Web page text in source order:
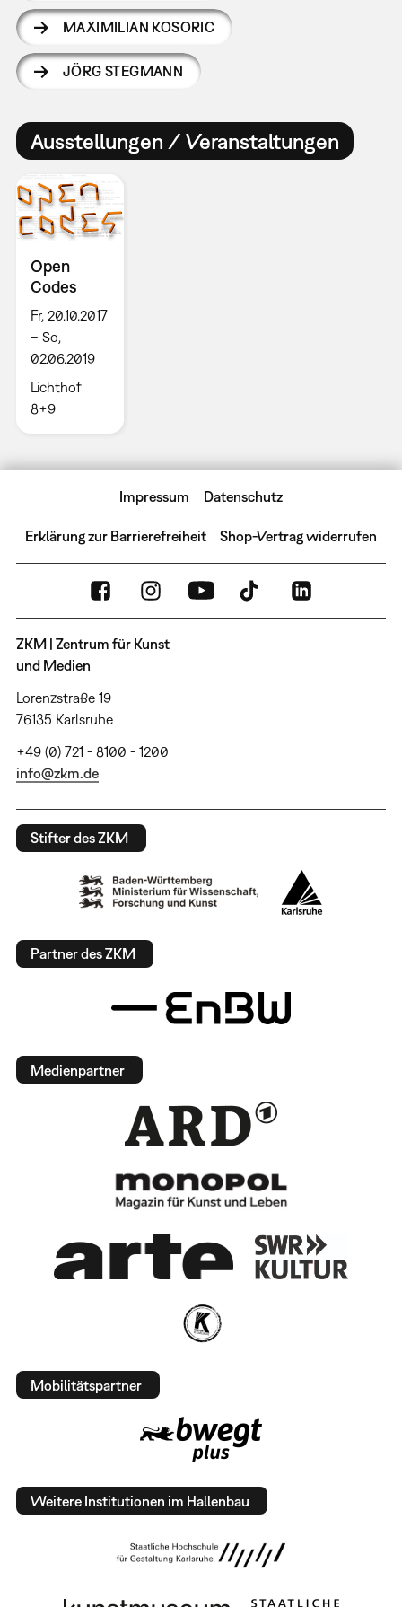
MAXIMILIAN KOSORIC
JÖRG STEGMANN
Ausstellungen / Veranstaltungen
Open
Codes
Fr, 20.10.2017
– So,
02.06.2019
Lichthof
8+9
Impressum Datenschutz
Erklärung zur Barrierefreiheit Shop-Vertrag widerrufen
ZKM | Zentrum für Kunst
und Medien
Lorenzstraße 19
76135 Karlsruhe
+49 (0) 721 - 8100 - 1200
info@zkm.de
Stifter des ZKM
Partner des ZKM
Medienpartner
Mobilitätspartner
Weitere Institutionen im Hallenbau